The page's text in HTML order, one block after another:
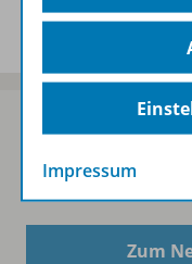
Sofort profitieren
Zum
Impressum